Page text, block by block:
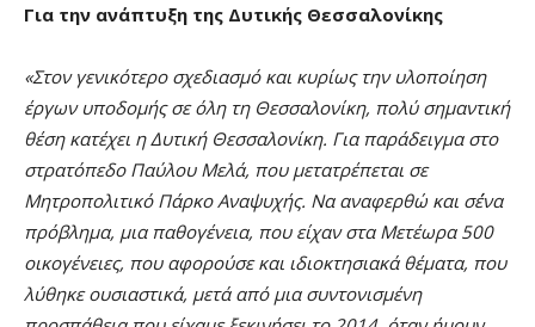
Για την ανάπτυξη της Δυτικής Θεσσαλονίκης
«Στον γενικότερο σχεδιασμό και κυρίως την υλοποίηση
έργων υποδομής σε όλη τη Θεσσαλονίκη, πολύ σημαντική
θέση κατέχει η Δυτική Θεσσαλονίκη. Για παράδειγμα στο
στρατόπεδο Παύλου Μελά, που μετατρέπεται σε
Μητροπολιτικό Πάρκο Αναψυχής. Να αναφερθώ και σ΄ένα
πρόβλημα, μια παθογένεια, που είχαν στα Μετέωρα 500
οικογένειες, που αφορούσε και ιδιοκτησιακά θέματα, που
λύθηκε ουσιαστικά, μετά από μια συντονισμένη